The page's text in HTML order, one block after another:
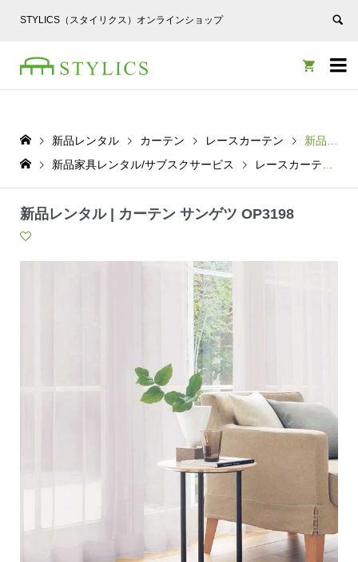
STYLICS（スタイリクス）オンラインショップ


新品レンタル カーテン レースカーテン
新品レンタル | カーテン サンゲツ OP3198
新品家具レンタル/サブスクサービス
レースカーテン
新品レンタル | カーテン サンゲツ OP3198